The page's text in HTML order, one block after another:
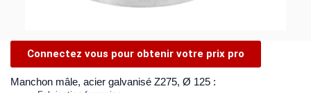
Connectez vous pour obtenir votre prix pro
Manchon mâle, acier galvanisé Z275, Ø 125 :